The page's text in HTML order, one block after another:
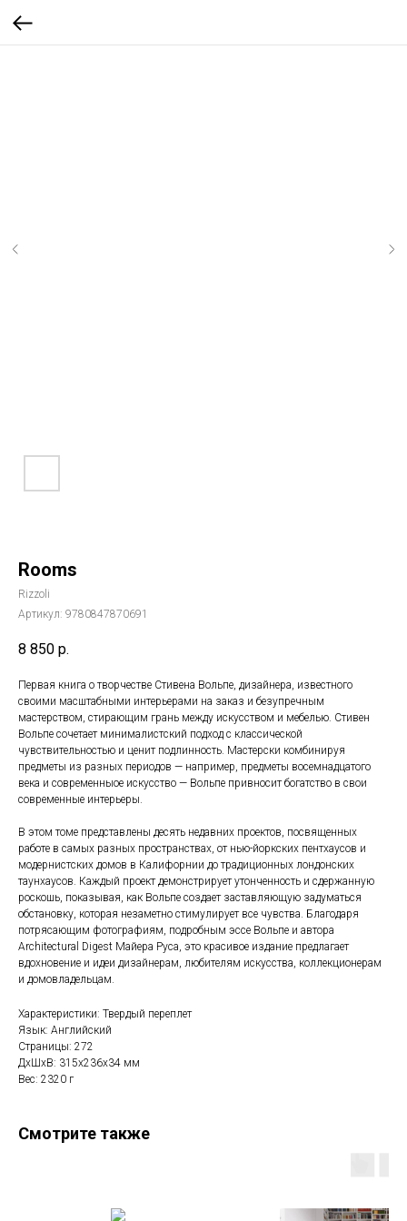
Rooms
Rizzoli
Артикул: 9780847870691
8 850 р.
Первая книга о творчестве Стивена Вольпе, дизайнера, известного
своими масштабными интерьерами на заказ и безупречным
мастерством, стирающим грань между искусством и мебелью. Стивен
Вольпе сочетает минималистский подход с классической
чувствительностью и ценит подлинность. Мастерски комбинируя
предметы из разных периодов — например, предметы восемнадцатого
века и современныое искусство — Вольпе привносит богатство в свои
современные интерьеры.
В этом томе представлены десять недавних проектов, посвященных
работе в самых разных пространствах, от нью-йоркских пентхаусов и
модернистских домов в Калифорнии до традиционных лондонских
таунхаусов. Каждый проект демонстрирует утонченность и сдержанную
роскошь, показывая, как Вольпе создает заставляющую задуматься
обстановку, которая незаметно стимулирует все чувства. Благодаря
потрясающим фотографиям, подробным эссе Вольпе и автора
Architectural Digest Майера Руса, это красивое издание предлагает
вдохновение и идеи дизайнерам, любителям искусства, коллекционерам
и домовладельцам.
Характеристики: Твердый переплет
Язык: Английский
Страницы: 272
ДxШxВ: 315x236x34 мм
Вес: 2320 г
Смотрите также